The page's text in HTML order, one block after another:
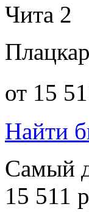
Чита 2
от 15
Найти
Самый
15 511